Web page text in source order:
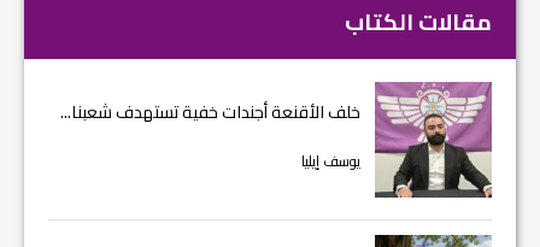
مقالات الكتاب
خلف الأقنعة أجندات خفية تستهدف شعبنا...
يوسف إيليا